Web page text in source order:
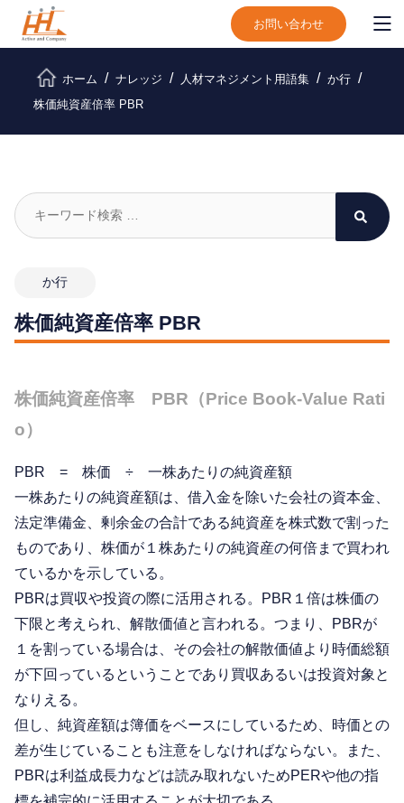
お問い合わせ
ホーム ナレッジ 人材マネジメント用語集
か行
株価純資産倍率 PBR
か行
株価純資産倍率 PBR
株価純資産倍率 PBR（Price Book-Value Rati
o）
PBR = 株価 ÷ 一株あたりの純資産額
一株あたりの純資産額は、借入金を除いた会社の資本金、
法定準備金、剰余金の合計である純資産を株式数で割った
ものであり、株価が１株あたりの純資産の何倍まで買われ
ているかを示している。
PBRは買収や投資の際に活用される。PBR１倍は株価の
下限と考えられ、解散価値と言われる。つまり、PBRが
１を割っている場合は、その会社の解散価値より時価総額
が下回っているということであり買収あるいは投資対象と
なりえる。
但し、純資産額は簿価をベースにしているため、時価との
差が生じていることも注意をしなければならない。また、
PBRは利益成長力などは読み取れないためPERや他の指